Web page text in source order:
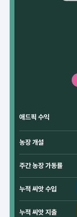
애드픽 수익
농장 개설
주간 농장 가동률
누적 씨앗 수입
누적 씨앗 지출